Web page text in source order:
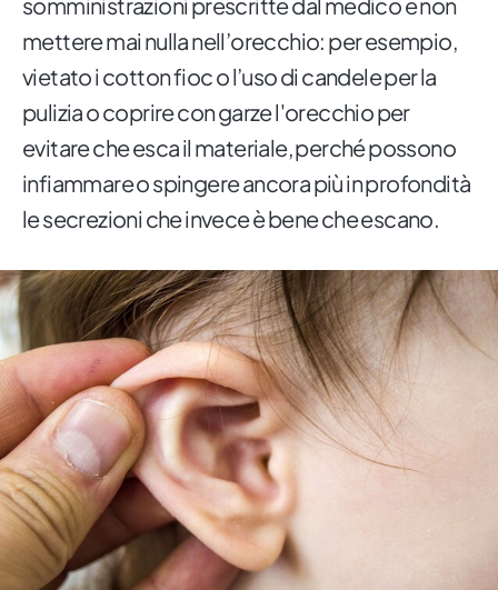
mettere mai nulla nell’orecchio: per esempio,
vietato i cotton fioc o l’uso di candele per la
pulizia o coprire con garze l'orecchio per
evitare che esca il materiale, perché possono
infiammare o spingere ancora più in profondità
le secrezioni che invece è bene che escano.